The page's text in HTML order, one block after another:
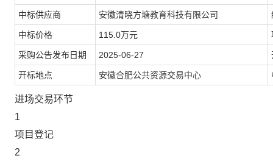
中标供应商 安徽清晓方塘教育科技有限公司
中标价格 115.0万元
采购公告发布日期 2025-06-27
开标地点 安徽合肥公共资源交易中心
进场交易环节
1
项目登记
2